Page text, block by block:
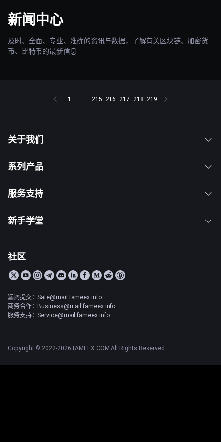
新闻中心
及时、全面、专业、准确的资讯与数据，了解有关区块链、加密货
币、比特币的最新信息
1 ... 215 216 217 218 219
关于我们
系列产品
服务支持
新手学堂
社区
漏洞提交：Safe@mail.fameex.info
商务合作：Business@mail.fameex.info
服务支持：Service@mail.fameex.info
Copyright © 2022-2026 FAMEEX.COM All Rights Reserved